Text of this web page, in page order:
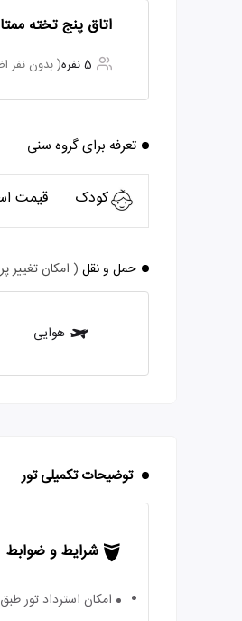
اتاق پنج تخته
5 نفره ( بدون نفر
تعرفه برای گروه سنی
کودک قیمت
حمل و نقل ( امکان تغییر
هوایی
توضیحات تکمیلی تور
شرایط و ضوابط
امکان استرداد تور